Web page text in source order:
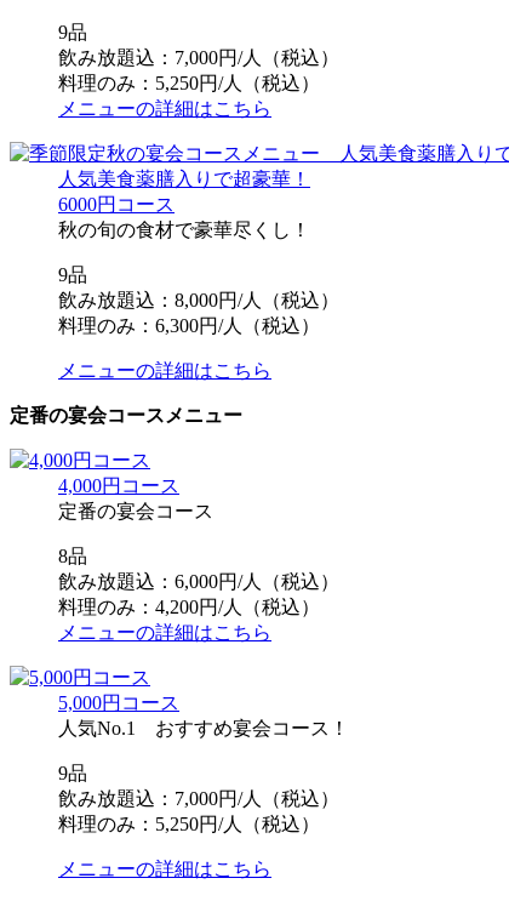
9品
飲み放題込：7,000円/人（税込）
料理のみ：5,250円/人（税込）
メニューの詳細はこちら
人気美食薬膳入りで超豪華！
6000円コース
秋の旬の食材で豪華尽くし！
9品
飲み放題込：8,000円/人（税込）
料理のみ：6,300円/人（税込）
メニューの詳細はこちら
定番の宴会コースメニュー
4,000円コース
定番の宴会コース
8品
飲み放題込：6,000円/人（税込）
料理のみ：4,200円/人（税込）
メニューの詳細はこちら
5,000円コース
人気No.1 おすすめ宴会コース！
9品
飲み放題込：7,000円/人（税込）
料理のみ：5,250円/人（税込）
メニューの詳細はこちら